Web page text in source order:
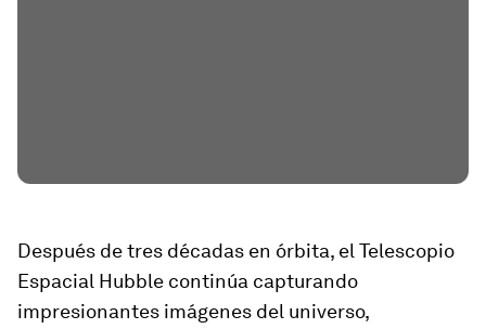
Después de tres décadas en órbita, el Telescopio
Espacial Hubble continúa capturando
impresionantes imágenes del universo,